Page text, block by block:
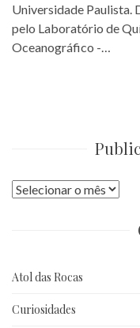
Universidade Paulista.
pelo Laboratório de
Oceanográfico -…
Publicações
Atol das Rocas
Curiosidades